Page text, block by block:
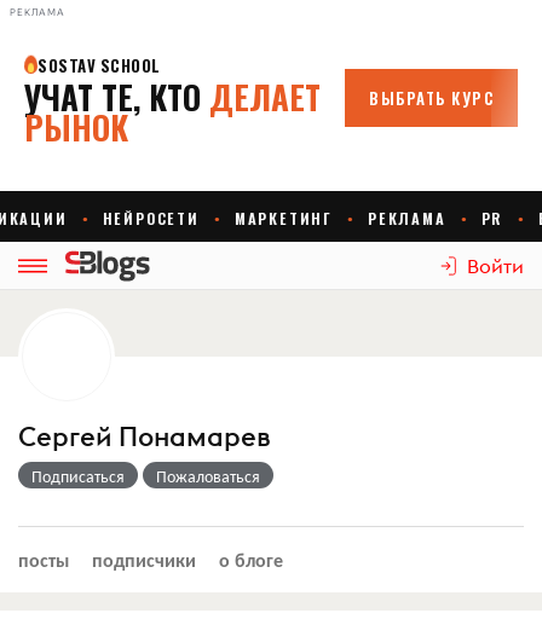
РЕКЛАМА
Войти
Сергей Понамарев
Подписаться Пожаловаться
посты подписчики о блоге